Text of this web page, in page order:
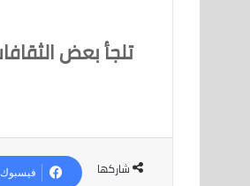
تلجأ بعض
شاركها فيسبوك